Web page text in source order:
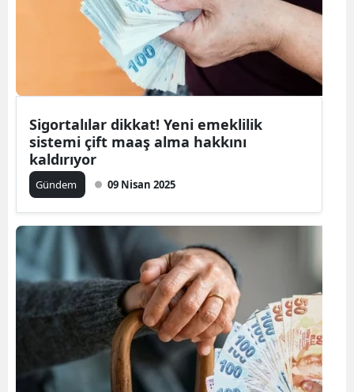
Sigortalılar dikkat! Yeni emeklilik
sistemi çift maaş alma hakkını
kaldırıyor
Gündem 09 Nisan 2025